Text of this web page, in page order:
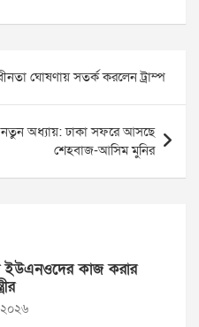
ঘোষণায় সতর্ক করলেন ট্রাম্প
নতুন অধ্যায়: ঢাকা সফরে আসছে
শেহবাজ-আসিম মুনির
ইউএনওদের কাজ করার